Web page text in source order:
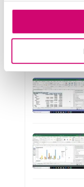
Cursuri